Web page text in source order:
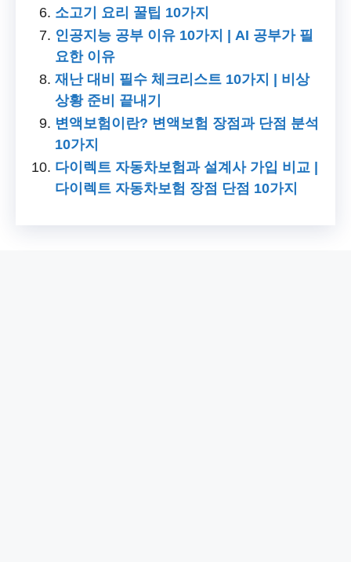
소고기 요리 꿀팁 10가지
인공지능 공부 이유 10가지 | AI 공부가 필
요한 이유
재난 대비 필수 체크리스트 10가지 | 비상
상황 준비 끝내기
변액보험이란? 변액보험 장점과 단점 분석
10가지
다이렉트 자동차보험과 설계사 가입 비교 |
다이렉트 자동차보험 장점 단점 10가지